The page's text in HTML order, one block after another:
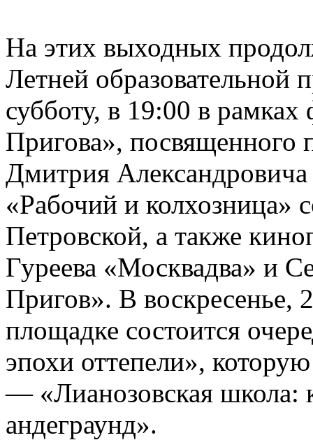
На этих выходных
Летней
субботу, в 19:00 в
Пригова», посвященного
Дмитрия
«Рабочий и колхозница»
Петровской, а также
Гуреева «Москвадва» и
Пригов». В воскресенье,
площадке состоится
эпохи оттепели»,
— «Лианозовская школа:
андеграунд».